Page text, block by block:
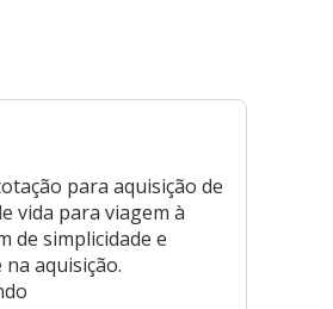
para aquisição de
vida para viagem à
de simplicidade e
aquisição.